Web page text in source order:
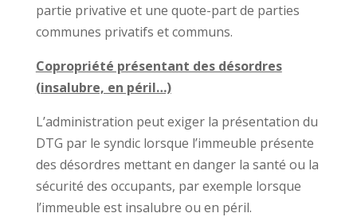
partie privative et une quote-part de parties
communes privatifs et communs.
Copropriété présentant des désordres
(insalubre, en péril…)
L’administration peut exiger la présentation du
DTG par le syndic lorsque l’immeuble présente
des désordres mettant en danger la santé ou la
sécurité des occupants, par exemple lorsque
l’immeuble est insalubre ou en péril.